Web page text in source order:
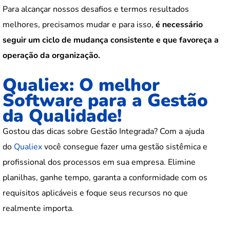
Para alcançar nossos desafios e termos resultados
melhores, precisamos mudar e para isso, é necessário
seguir um ciclo de mudança consistente e que favoreça a
operação da organização.
Qualiex: O melhor
Software para a Gestão
da Qualidade!
Gostou das dicas sobre Gestão Integrada? Com a ajuda
do Qualiexvocê consegue fazer uma gestão sistêmica e
profissional dos processos em sua empresa. Elimine
planilhas, ganhe tempo, garanta a conformidade com os
requisitos aplicáveis e foque seus recursos no que
realmente importa.